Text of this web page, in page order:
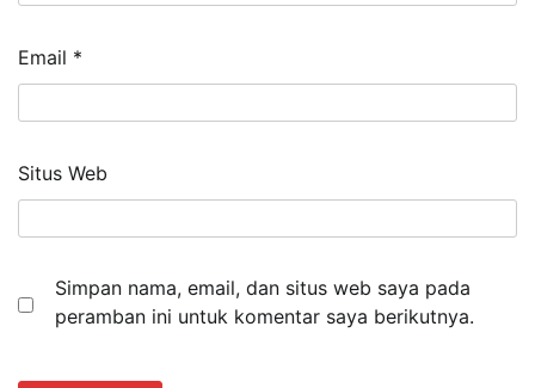
Email *
Situs Web
Simpan nama, email, dan situs web saya pada
peramban ini untuk komentar saya berikutnya.